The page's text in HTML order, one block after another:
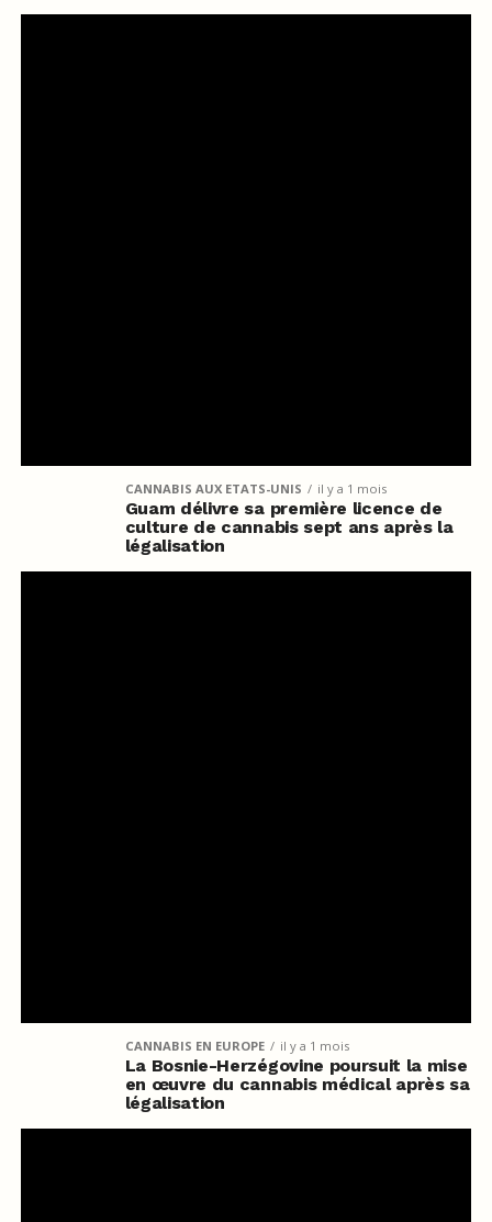
CANNABIS AUX ETATS-UNIS il y a 1 mois
Guam délivre sa première licence de
culture de cannabis sept ans après la
légalisation
CANNABIS EN EUROPE il y a 1 mois
La Bosnie-Herzégovine poursuit la mise
en œuvre du cannabis médical après sa
légalisation